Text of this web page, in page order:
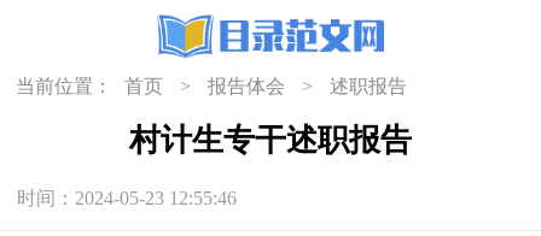
当前位置： 首页 > 报告体会 > 述职报告
村计生专干述职报告
时间：2024-05-23 12:55:46